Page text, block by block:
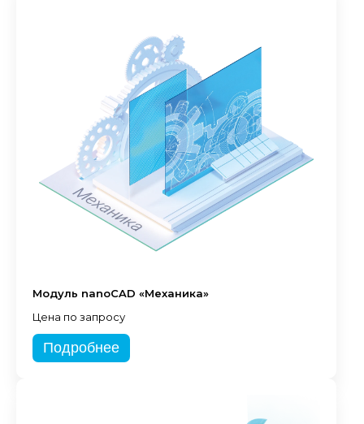
Модуль nanoCAD «Механика»
Цена по запросу
Подробнее